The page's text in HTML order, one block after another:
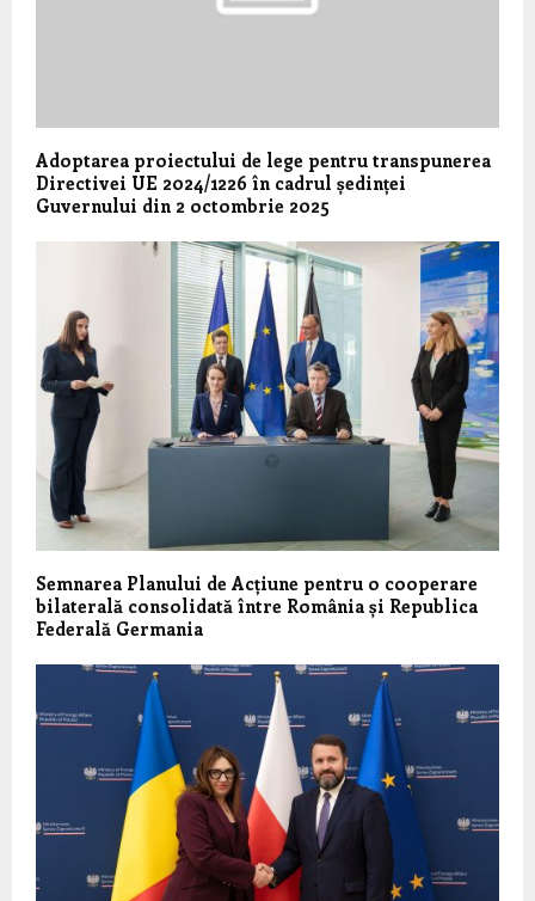
Adoptarea proiectului de lege pentru transpunerea
Directivei UE 2024/1226 în cadrul ședinței
Guvernului din 2 octombrie 2025
Semnarea Planului de Acțiune pentru o cooperare
bilaterală consolidată între România și Republica
Federală Germania